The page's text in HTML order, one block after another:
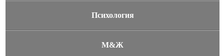
Психология
М&Ж